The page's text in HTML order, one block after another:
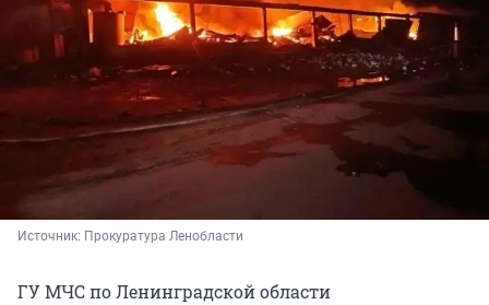
Источник: Прокуратура Ленобласти
ГУ МЧС по Ленинградской области